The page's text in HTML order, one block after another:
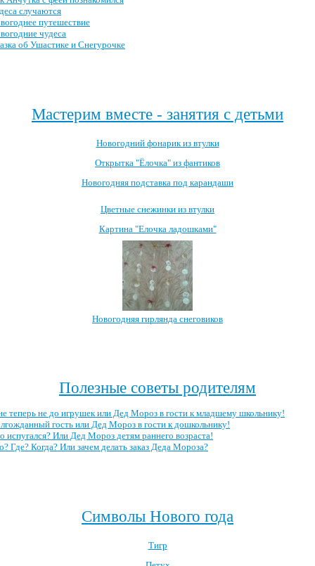
случаются
путешествие
чудеса
об Ушастике и Снегурочке
Мастерим вместе - занятия с детьми
Новогодний фонарик из втулки
Открытка "Ёлочка" из фантиков
Новогодняя подставка под карандаши
Цветные снежинки из втулки
Картина "Елочка ладошками"
Новогодняя гирлянда снеговиков
Полезные советы родителям
теперь не до игрушек или Дед Мороз в гости к младшему школьнику!
гость или Дед Мороз в гости к дошкольнику!
испугался? Или Дед Мороз детям раннего возраста!
Где? Когда? Или зачем делать заказ Деда Мороза?
Символы Нового года
Тигр